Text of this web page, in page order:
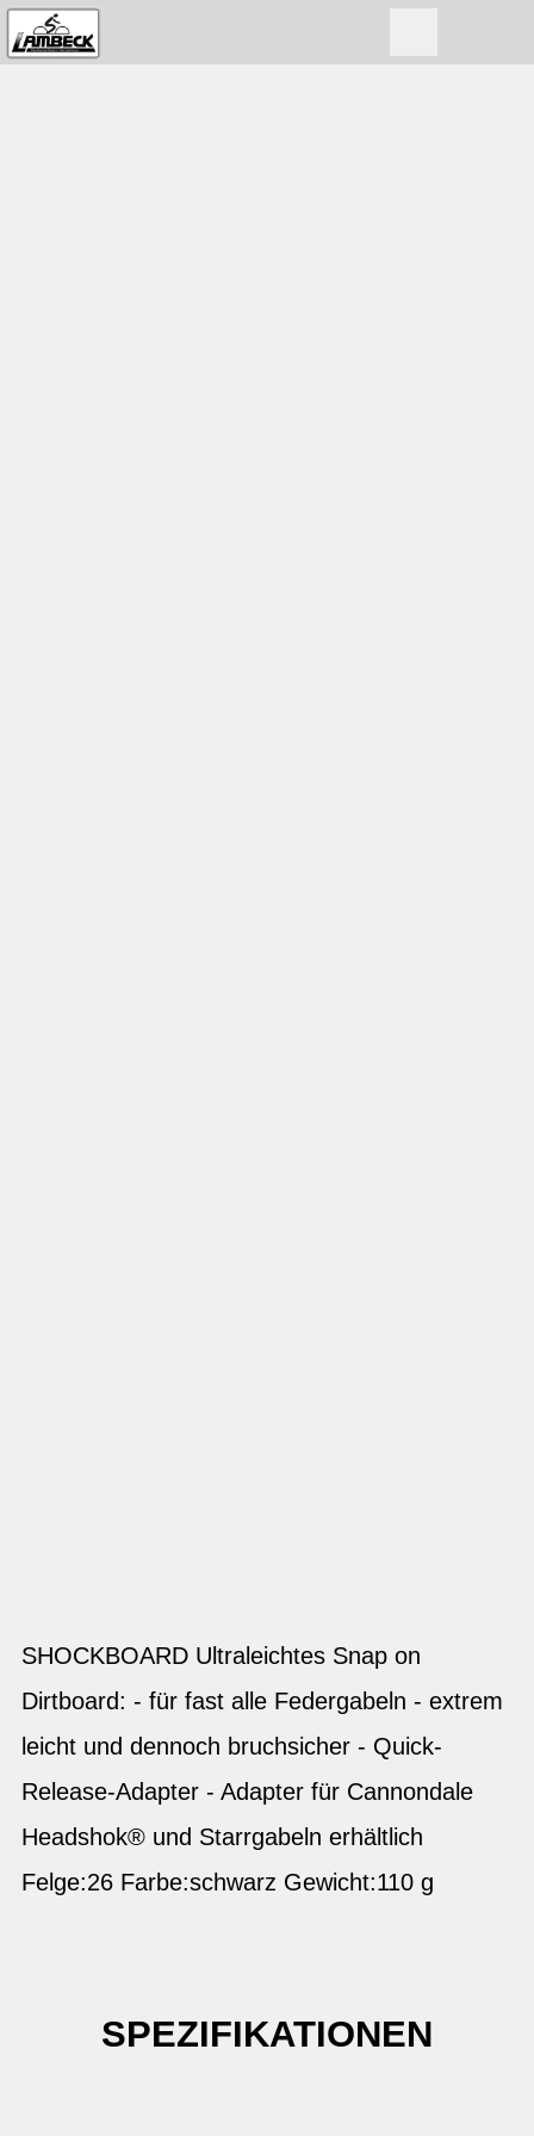
SHOCKBOARD Ultraleichtes Snap on
Dirtboard: - für fast alle Federgabeln - extrem
leicht und dennoch bruchsicher - Quick-
Release-Adapter - Adapter für Cannondale
Headshok® und Starrgabeln erhältlich
Felge:26 Farbe:schwarz Gewicht:110 g
SPEZIFIKATIONEN